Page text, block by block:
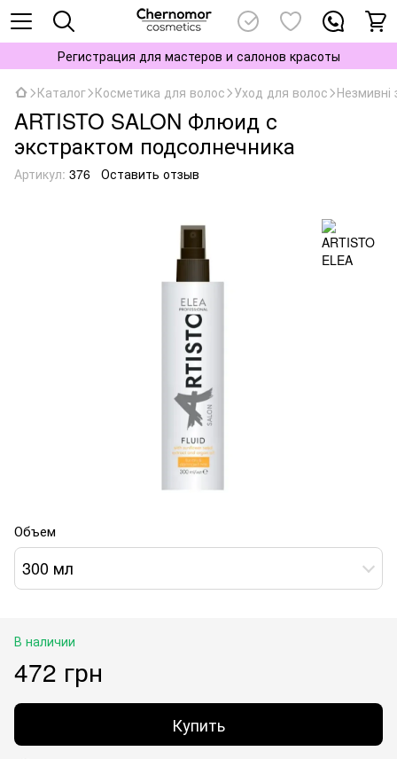
Регистрация для мастеров и салонов красоты
Каталог Косметика для волос Уход для волос
ARTISTO SALON Флюид с
экстрактом подсолнечника
Артикул: 376 Оставить отзыв
Объем
300 мл
В наличии
472 грн
Купить